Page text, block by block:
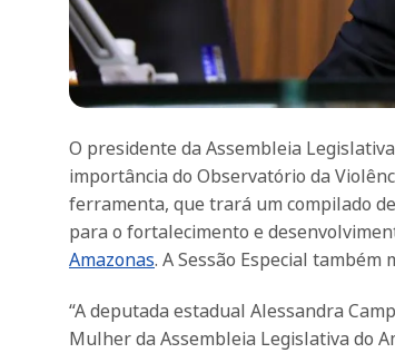
O presidente da Assembleia
importância do Observatório da
ferramenta, que trará um compilado
para o fortalecimento e
Amazonas. A Sessão Especial
“A deputada estadual Alessandra
Mulher da Assembleia Legislativa do